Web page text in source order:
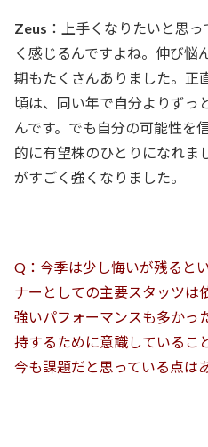
Zeus ：上手くなりたいと思
く感じるんですよね。伸び悩
期もたくさんありました。正
頃は、同い年で自分よりずっ
んです。でも自分の可能性を
的に有望株のひとりになれま
がすごく強くなりました。
Q：今季は少し悔いが残ると
ナーとしての主要スタッツは
強いパフォーマンスも多かっ
持するために意識しているこ
今も課題だと思っている点は